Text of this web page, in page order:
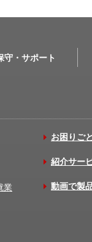
守・サポート
業
お困りご
紹介サー
動画で製